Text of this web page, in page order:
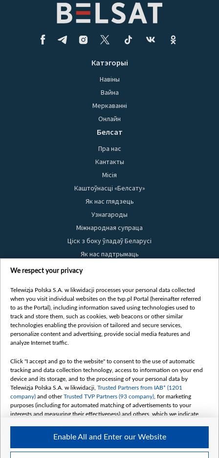
Катэгорыі
Навіны
Вайна
Меркаванні
Онлайн
Белсат
Пра нас
Кантакты
Місія
Каштоўнасці «Белсату»
Як нас глядзець
Узнагароды
Міжнародная супраца
Ціск з боку ўладаў Беларусі
Як нас падтрымаць
Правілы выкарыстання матэрыялаў
Бяспека
Youtube
Белсат news
Белсат Shorts
Жэстачайшы мульт
Belsat English
Biełsat PL
Белсат Now
Белсат History
Белсат Music
Белсат Doc
My consents
We respect your privacy
Telewizja Polska S.A. w likwidacji processes your personal data collected
when you visit individual websites on the tvp.pl Portal (hereinafter referred
to as the Portal), including information saved using technologies used to
track and store them, such as cookies, web beacons or other similar
technologies enabling the provision of tailored and secure services,
personalize content and advertising, provide social media features and
analyze Internet traffic.
Click "I accept and go to the website" to consent to the use of automatic
tracking and data collection technology, access to information on your end
device and its storage, and to the processing of your personal data by
Telewizja Polska S.A. w likwidacji, Trusted Partners from IAB* (1201
company) and otherTrusted TVP Partners (93 company) , for marketing
purposes (including for automated matching of advertisements to your
interests and measuring their effectiveness) and others, which we indicate
The purposes of processing your data by TVP S.A. w likwidacji are as
follows:
Enable All and Enter our Website